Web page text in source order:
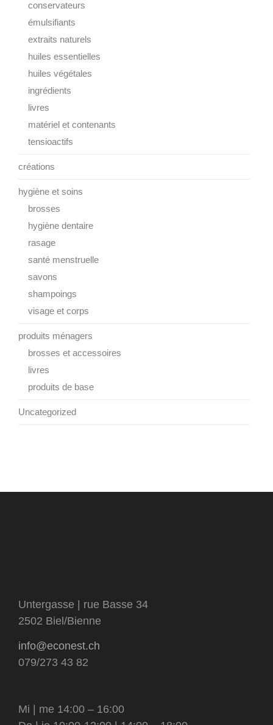
conservateurs
émulsifiants
extraits naturels
huiles essentielles
huiles végétales
ingrédients
livres
matériel et contenants
tensioactifs
créations
hygiène et soins
brosses
hygiène dentaire
rasage
santé menstruelle
savons
shampoings
visage et corps
produits ménagers
brosses et accessoires
livres
produits de base
Uncategorized
Untergasse | rue Basse 34
2502 Biel/Bienne
info@econest.ch
079/273 43 82
Mi | me 14:00 – 16:00